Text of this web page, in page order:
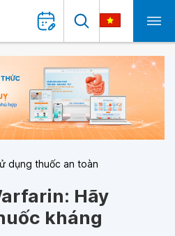
dụng thuốc an toàn
Hãy
kháng